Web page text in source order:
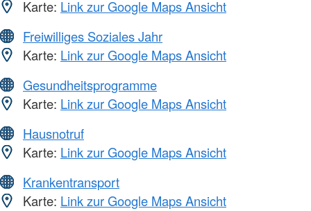
Karte: Link zur Google Maps Ansicht
Freiwilliges Soziales Jahr
Karte: Link zur Google Maps Ansicht
Gesundheitsprogramme
Karte: Link zur Google Maps Ansicht
Hausnotruf
Karte: Link zur Google Maps Ansicht
Krankentransport
Karte: Link zur Google Maps Ansicht